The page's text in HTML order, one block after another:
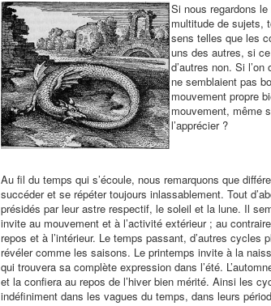
Si nous regardons
multitude de sujets,
sens telles que les
uns des autres, si
d’autres non. Si
ne semblaient pas
mouvement propre
mouvement, même
l’apprécier ?
Au fil du temps qui s’écoule, nous remarquons que
succéder et se répéter toujours inlassablement. Tout
présidés par leur astre respectif, le soleil et la lune. Il
invite au mouvement et à l’activité extérieur ; au
repos et à l’intérieur. Le temps passant, d’autres cycles
révéler comme les saisons. Le printemps invite à la
qui trouvera sa complète expression dans l’été.
et la confiera au repos de l’hiver bien mérité. Ainsi les
indéfiniment dans les vagues du temps, dans leurs